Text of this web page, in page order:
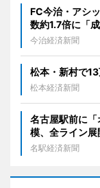
FC今治・アシ
数約1.7倍に「成
今治経済新聞
松本・新村で
松本経済新聞
名古屋駅前に
模、全ライン展
名駅経済新聞